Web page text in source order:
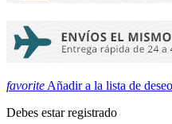
favorite Añadir a la lista de
Debes estar registrado